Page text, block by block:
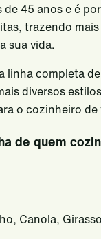
Risco
de 45 anos e é
trazendo
sua vida.
linha completa
diversos
o cozinheiro
de quem
Canola,